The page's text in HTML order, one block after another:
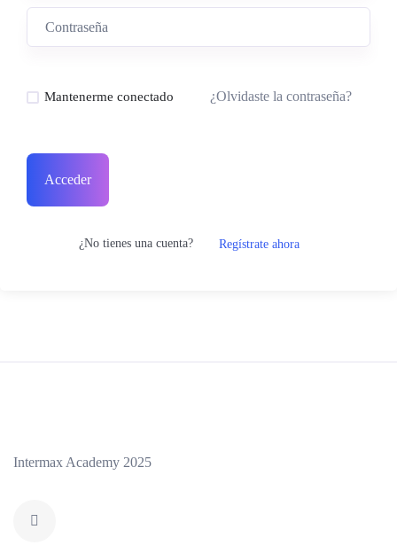
Mantenerme conectado ¿Olvidaste la contraseña?
Acceder
¿No tienes una cuenta? Regístrate ahora
Intermax Academy 2025